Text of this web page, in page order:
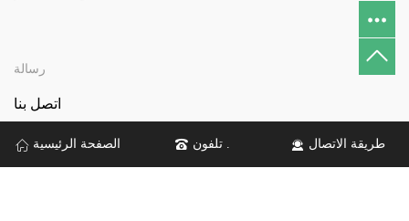
رسالة
اتصل بنا
الصفحة الرئيسية تلفون . طريقة الاتصال